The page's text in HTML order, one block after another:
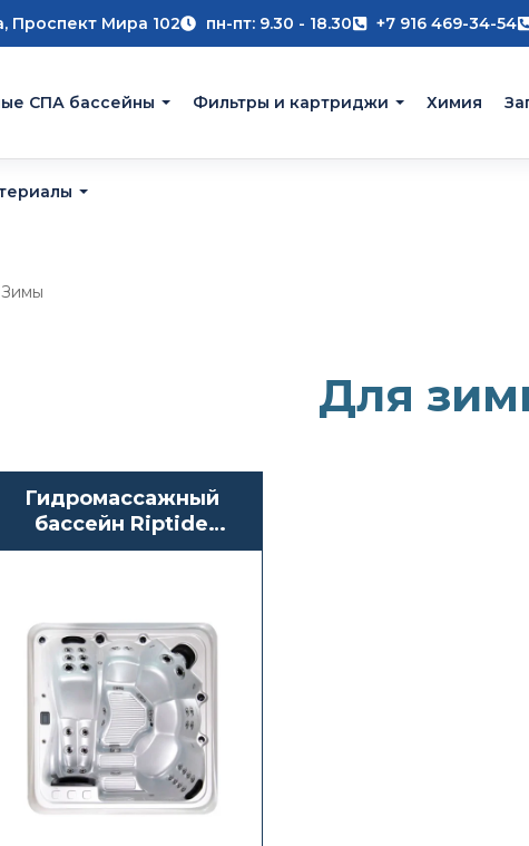
Проспект Мира 102 пн-пт: 9.30 - 18.30 +7 916 469-34-54
СПА бассейны Фильтры и картриджи Химия
Для
Гидромассажный
бассейн Riptide
Infinity 560 Oasis